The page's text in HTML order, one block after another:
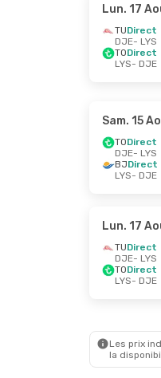
Lun. 17
TUDirect
DJE- LYS
TODirect
LYS- DJE
Sam. 15
TODirect
DJE- LYS
BJDirect
LYS- DJE
Lun. 17
TUDirect
DJE- LYS
TODirect
LYS- DJE
Les prix
la